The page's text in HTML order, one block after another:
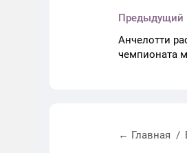
Предыдущий
Анчелотти
чемпионата
← Главная